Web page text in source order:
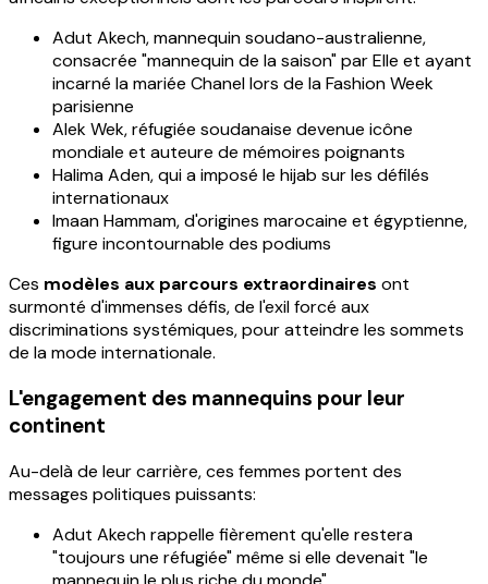
Adut Akech, mannequin soudano-australienne,
consacrée "mannequin de la saison" par Elle et ayant
incarné la mariée Chanel lors de la Fashion Week
parisienne
Alek Wek, réfugiée soudanaise devenue icône
mondiale et auteure de mémoires poignants
Halima Aden, qui a imposé le hijab sur les défilés
internationaux
Imaan Hammam, d'origines marocaine et égyptienne,
figure incontournable des podiums
Ces modèles aux parcours extraordinaires ont
surmonté d'immenses défis, de l'exil forcé aux
discriminations systémiques, pour atteindre les sommets
de la mode internationale.
L'engagement des mannequins pour leur
continent
Au-delà de leur carrière, ces femmes portent des
messages politiques puissants:
Adut Akech rappelle fièrement qu'elle restera
"toujours une réfugiée" même si elle devenait "le